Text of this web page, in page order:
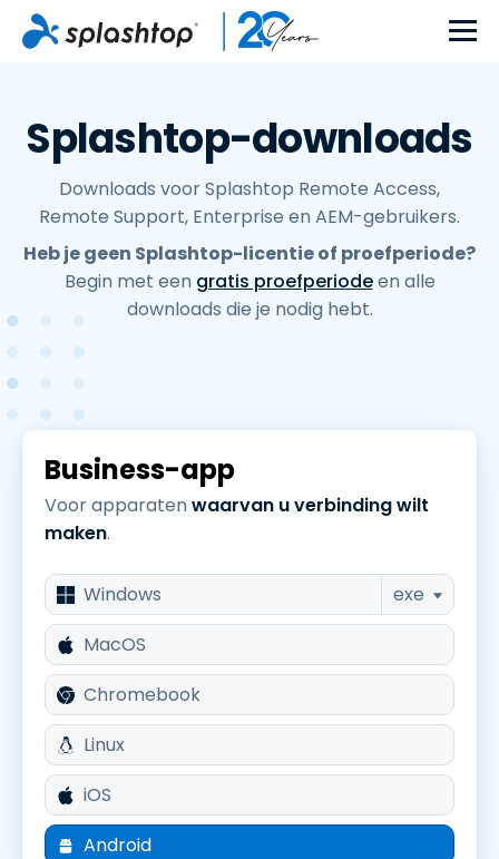
Splashtop-downloads
Downloads voor Splashtop Remote Access,
Remote Support, Enterprise en AEM-gebruikers.
Heb je geen Splashtop-licentie of proefperiode?
Begin met een gratis proefperiodeen alle
downloads die je nodig hebt.
Business-app
Voor apparatenwaarvan u verbinding wilt
maken.
Windows
exe
MacOS
Chromebook
Linux
iOS
Android